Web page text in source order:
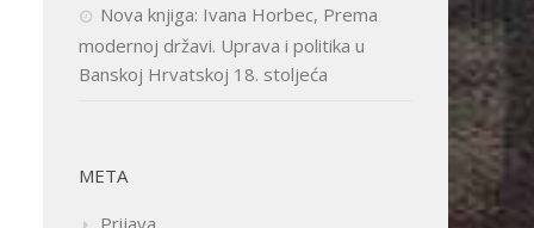
Nova knjiga: Ivana Horbec, Prema
modernoj državi. Uprava i politika u
Banskoj Hrvatskoj 18. stoljeća
META
Prijava